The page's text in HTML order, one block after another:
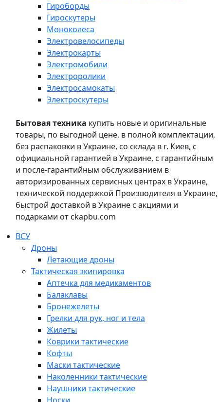
Гироборды
Гироскутеры
Моноколеса
Электровелосипеды
Электрокарты
Электромобили
Электроролики
Электросамокаты
Электроскутеры
Бытовая техника купить новые и оригинальные
товары, по выгодной цене, в полной комплектации,
без распаковки в Украине, со склада в г. Киев, с
официальной гарантией в Украине, с гарантийным
и после-гарантийным обслуживанием в
авторизированных сервисных центрах в Украине,
технической поддержкой Производителя в Украине,
быстрой доставкой в Украине с акциями и
подарками от ckapbu.com
ВСУ
Дроны
Летающие дроны
Тактическая экипировка
Аптечка для медикаментов
Балаклавы
Бронежелеты
Грелки для рук, ног и тела
Жилеты
Коврики тактические
Кофты
Маски тактические
Наколенники тактические
Наушники тактические